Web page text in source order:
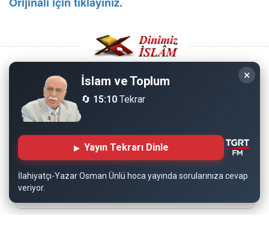
Copyright © 2008 - Dinimiz İslam. Her Hakkı Saklıdır.
Sitemizdeki bilgiler, bütün insanların istifadesi için
hazırlanmıştır. Orijinaline sadık kalmak şartıyla, izin
almaya gerek kalmadan, herkes istediği gibi alıp istifade
edebilir.
×
İslam ve Toplum
🔄 15:10 Tekrar
Yayın Tekrarı Dinle
İlahiyatçı-Yazar Osman Ünlü hoca yayında sorularınıza cevap
veriyor.